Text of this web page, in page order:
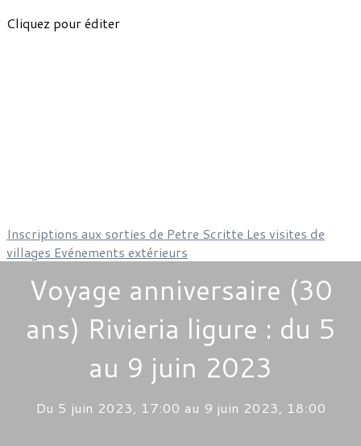
Cliquez pour éditer
Inscriptions aux sorties de Petre Scritte Les visites de
villages Evénements extérieurs
Voyage anniversaire (30
ans) Rivieria ligure : du 5
au 9 juin 2023
Du 5 juin 2023, 17:00 au 9 juin 2023, 18:00